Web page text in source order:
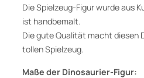
Die Spielzeug-Figur wurde aus
ist handbemalt.
Die gute Qualität macht diesen
tollen Spielzeug.
Maße der Dinosaurier-Figur: